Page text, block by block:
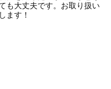
も大丈夫です。お取り扱い
ます！